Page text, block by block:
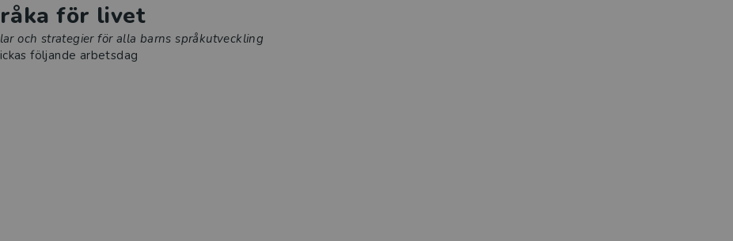
för livet
och strategier för alla barns språkutveckling
följande arbetsdag